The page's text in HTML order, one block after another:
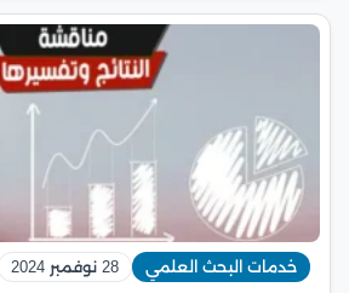
خدمات البحث العلمي 28 نوفمبر 2024